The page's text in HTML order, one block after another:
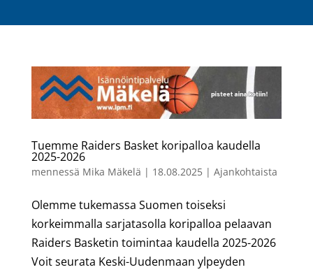
Tuemme Raiders Basket koripalloa kaudella
2025-2026
mennessä Mika Mäkelä | 18.08.2025| Ajankohtaista
Olemme tukemassa Suomen toiseksi
korkeimmalla sarjatasolla koripalloa pelaavan
Raiders Basketin toimintaa kaudella 2025-2026
Voit seurata Keski-Uudenmaan ylpeyden